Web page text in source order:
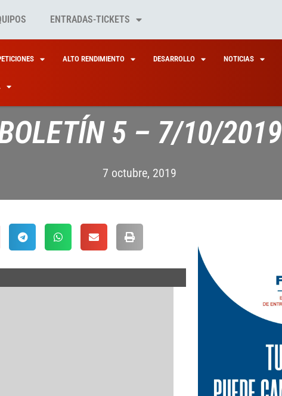
ENTRADAS-TICKETS
ALTO RENDIMIENTO DESARROLLO NOTICIAS
5 – 7/10/2019
7 octubre, 2019